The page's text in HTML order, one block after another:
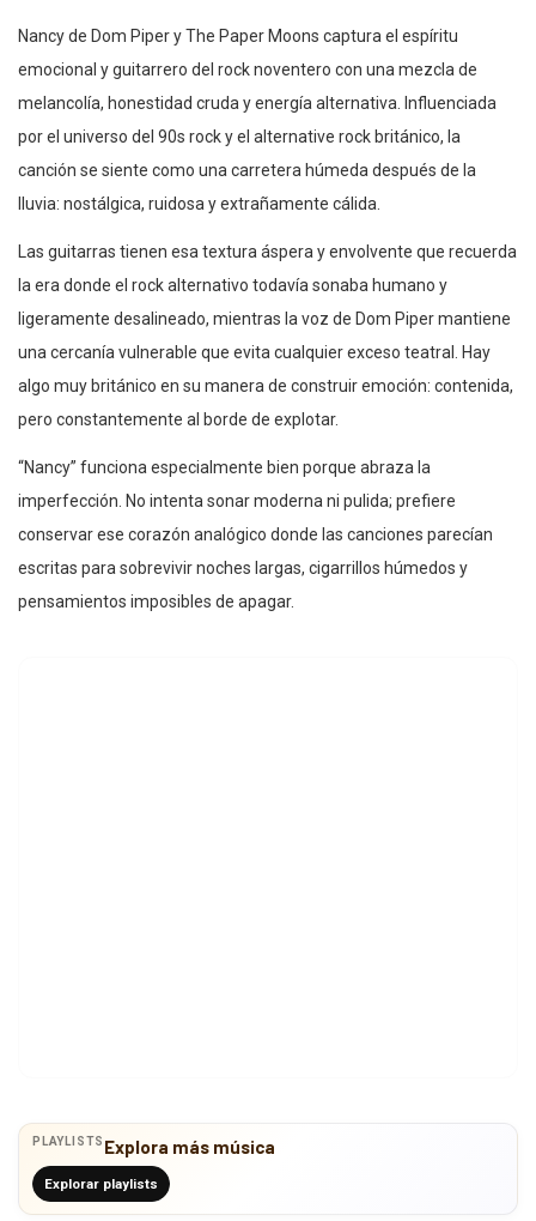
Nancy de Dom Piper y The Paper Moons captura el espíritu
emocional y guitarrero del rock noventero con una mezcla de
melancolía, honestidad cruda y energía alternativa. Influenciada
por el universo del 90s rock y el alternative rock británico, la
canción se siente como una carretera húmeda después de la
lluvia: nostálgica, ruidosa y extrañamente cálida.
Las guitarras tienen esa textura áspera y envolvente que recuerda
la era donde el rock alternativo todavía sonaba humano y
ligeramente desalineado, mientras la voz de Dom Piper mantiene
una cercanía vulnerable que evita cualquier exceso teatral. Hay
algo muy británico en su manera de construir emoción: contenida,
pero constantemente al borde de explotar.
“Nancy” funciona especialmente bien porque abraza la
imperfección. No intenta sonar moderna ni pulida; prefiere
conservar ese corazón analógico donde las canciones parecían
escritas para sobrevivir noches largas, cigarrillos húmedos y
pensamientos imposibles de apagar.
PLAYLISTS Explora más música
Explorar playlists